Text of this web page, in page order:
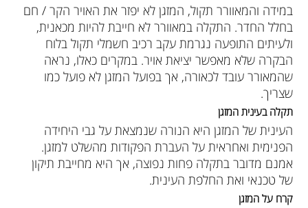
במידה והמאוורר תקול, המזגן לא יפזר את האויר הקר / חם
בחלל החדר. התקלה במאוורר לא חייבת להיות מכאנית,
ולעיתים התופעה נגרמת עקב רכיב חשמלי תקול בלוח
הבקרה שלא מאפשר יציאת אויר. במקרים כאלו, נראה
שהמאורר עובד לכאורה, אך בפועל המזגן לא פועל כמו
שצריך.
תקלה בעינית המזגן
העינית של המזגן היא הנורה שנמצאת על גבי היחידה
הפנימית ואחראית על העברת הפקודות מהשלט למזגן.
אמנם מדובר בתקלה פחות נפוצה, אך היא מחייבת תיקון
של טכנאי ואת החלפת העינית.
קרח על המזגן